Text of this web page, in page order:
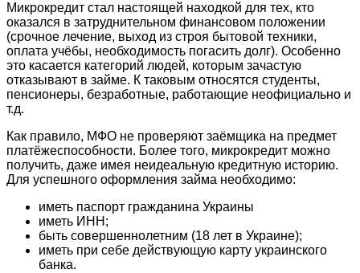
Микрокредит стал настоящей находкой для тех, кто
оказался в затруднительном финансовом положении
(срочное лечение, выход из строя бытовой техники,
оплата учёбы, необходимость погасить долг). Особенно
это касается категорий людей, которым зачастую
отказывают в займе. К таковым относятся студенты,
пенсионеры, безработные, работающие неофициально и
т.д.
Как правило, МФО не проверяют заёмщика на предмет
платёжеспособности. Более того, микрокредит можно
получить, даже имея неидеальную кредитную историю.
Для успешного оформления займа необходимо:
иметь паспорт гражданина Украины
иметь ИНН;
быть совершеннолетним (18 лет в Украине);
иметь при себе действующую карту украинского
банка.